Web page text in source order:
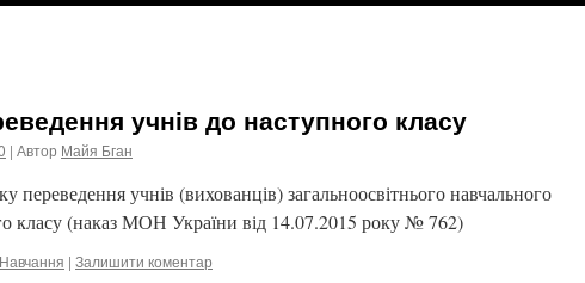
учнів до наступного класу
| Автор Майя Бган
переведення учнів (вихованців) загальноосвітнього навчального
класу (наказ МОН України від 14.07.2015 року № 762)
Навчання | Залишити коментар